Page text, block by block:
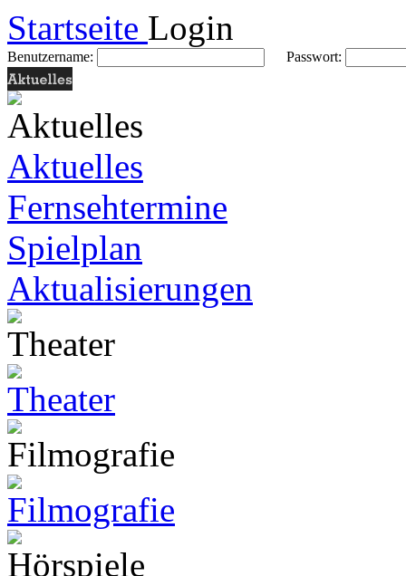
Startseite Login
Benutzername: Passwort:
Aktuelles
Fernsehtermine
Spielplan
Aktualisierungen